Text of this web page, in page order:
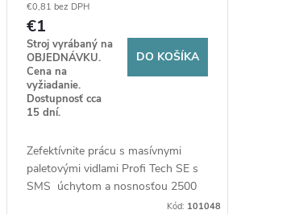
€0,81 bez DPH
€1
Stroj vyrábaný na
OBJEDNÁVKU.
Cena na
vyžiadanie.
Dostupnosť cca
15 dní.
DO KOŠÍKA
Zefektívnite prácu s masívnymi
paletovými vidlami Profi Tech SE s
SMS úchytom a nosnosťou 2500
kg. Nastaviteľné lyžiny a špičková
Kód: 101048